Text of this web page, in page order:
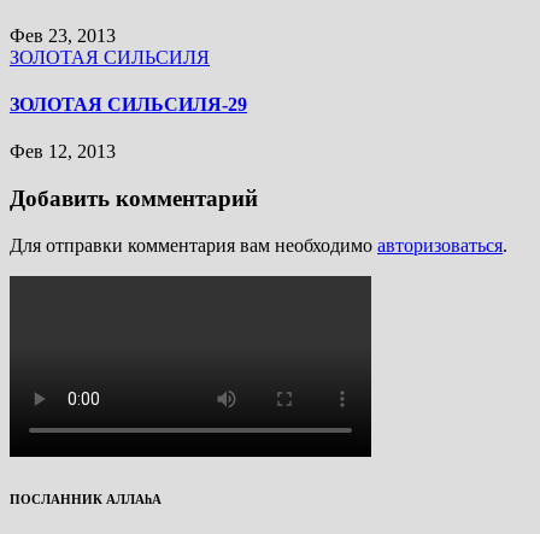
Фев 23, 2013
ЗОЛОТАЯ СИЛЬСИЛЯ
ЗОЛОТАЯ СИЛЬСИЛЯ-29
Фев 12, 2013
Добавить комментарий
Для отправки комментария вам необходимо авторизоваться.
ПОСЛАННИК АЛЛАhА